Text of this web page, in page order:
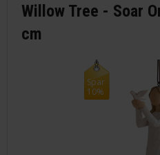
Willow Tree - Soar
cm
Spar
10%